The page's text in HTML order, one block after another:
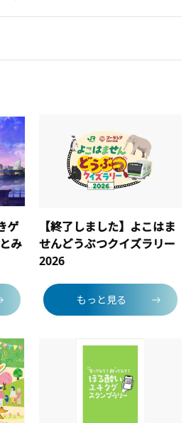
ゲ
み
【終了しました】よこはま
せんどうぶつクイズラリー
2026
もっと見る